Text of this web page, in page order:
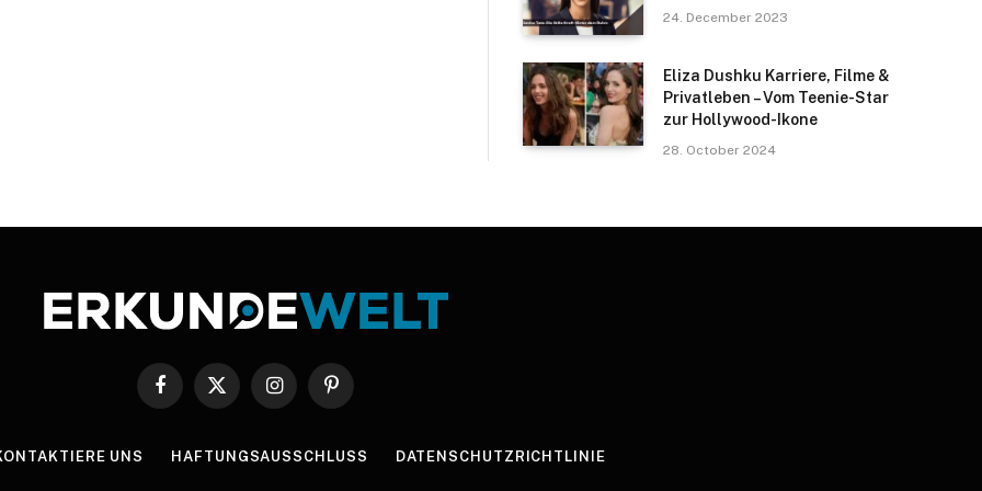
24. December 2023
Eliza Dushku Karriere, Filme &
Privatleben – Vom Teenie-Star
zur Hollywood-Ikone
28. October 2024
Facebook
X
InstagramPinterest
UNS HAFTUNGSAUSSCHLUSS DATENSCHUTZRICHTLINIE